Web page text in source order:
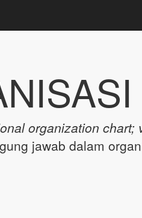
organization
jawab dalam